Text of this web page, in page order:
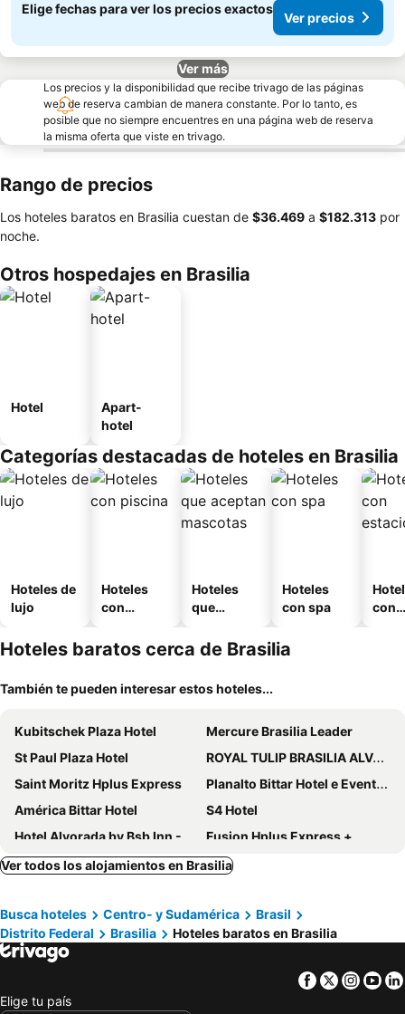
Elige fechas para ver los precios exactos
Ver precios
Ver más
Los precios y la disponibilidad que recibe trivago de las páginas
web de reserva cambian de manera constante. Por lo tanto, es
posible que no siempre encuentres en una página web de reserva
la misma oferta que viste en trivago.
Rango de precios
Los hoteles baratos en Brasilia cuestan de ‎$36.469 a ‎$182.313 por
noche.
Otros hospedajes en Brasilia
Hotel
Apart-
hotel
Categorías destacadas de hoteles en Brasilia
Hoteles de
lujo
Hoteles
con
Hoteles
que
mascotas
Hoteles
con spa
con
Hoteles baratos cerca de Brasilia
También te pueden interesar estos hoteles...
Kubitschek Plaza Hotel
Mercure Brasilia Leader
St Paul Plaza Hotel
ROYAL TULIP BRASILIA ALVORADA
Saint Moritz Hplus Express
Planalto Bittar Hotel e Eventos
América Bittar Hotel
S4 Hotel
Hotel Alvorada by Bsb Inn - Antigo Hotel Atlantico
Fusion Hplus Express +
Tryp by Wyndham Brasília Nações
Grand Mercure Brasilia Eixo Monumental
Athos Bulcão Hplus Executive El Pilar Hotel by Bsb Inn
Hotel Diplomat by Bsb Inn
Windsor Brasilia Hotel
Comfort Suites Brasilia
Naoum Hotel
Flat Saint Moritz Brasília Hotel
Ver todos los alojamientos en Brasilia
Busca hoteles Centro- y Sudamérica
Brasil
Distrito Federal
Brasilia Hoteles baratos en Brasilia
Facebook
Twitter
Elige tu país